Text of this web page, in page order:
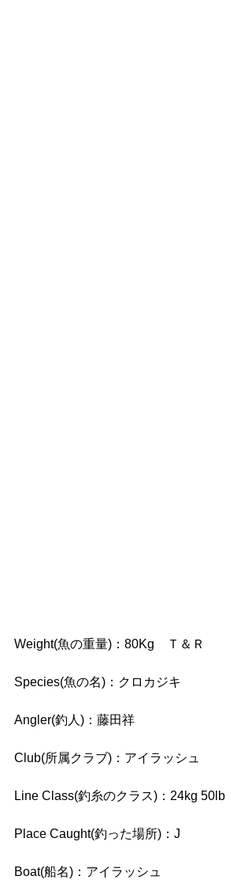
Weight(魚の重量)：80Kg　Ｔ＆Ｒ
Species(魚の名)：クロカジキ
Angler(釣人)：藤田祥
Club(所属クラブ)：アイラッシュ
Line Class(釣糸のクラス)：24kg 50lb
Place Caught(釣った場所)：J
Boat(船名)：アイラッシュ